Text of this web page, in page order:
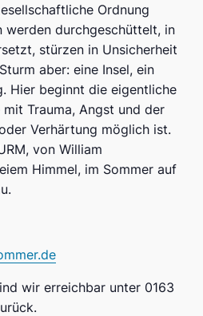
Ordnung
werden durchgeschüttelt, in
stürzen in Unsicherheit
aber: eine Insel, ein
Hier beginnt die eigentliche
Trauma, Angst und der
Verhärtung möglich ist.
von William
Himmel, im Sommer auf
wir erreichbar unter 0163